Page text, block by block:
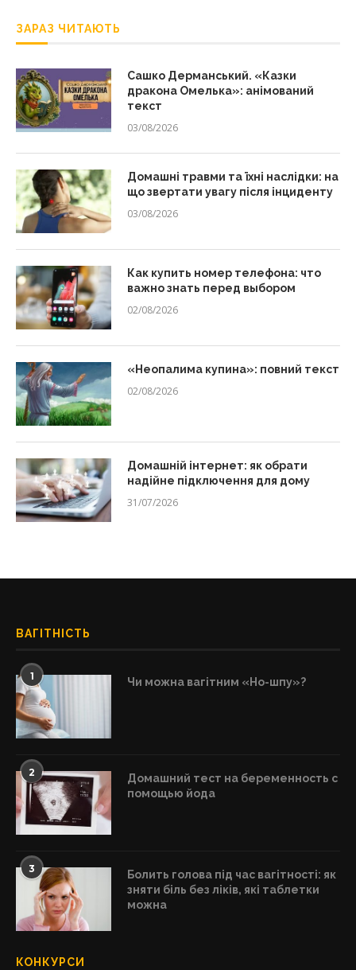
ЗАРАЗ ЧИТАЮТЬ
Сашко Дерманський. «Казки
дракона Омелька»: анімований
текст
03/08/2026
Домашні травми та їхні наслідки: на
що звертати увагу після інциденту
03/08/2026
Как купить номер телефона: что
важно знать перед выбором
02/08/2026
«Неопалима купина»: повний текст
02/08/2026
Домашній інтернет: як обрати
надійне підключення для дому
31/07/2026
ВАГІТНІСТЬ
1 Чи можна вагітним «Но-шпу»?
2
Домашний тест на беременность с
помощью йода
3
Болить голова під час вагітності: як
зняти біль без ліків, які таблетки
можна
КОНКУРСИ